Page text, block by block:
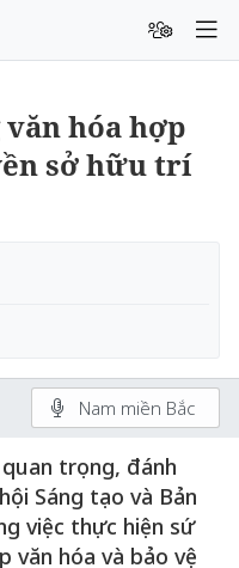
hóa hợp
sở hữu trí
Nam miền Bắc
trọng, đánh
Sáng tạo và Bản
việc thực hiện sứ
văn hóa và bảo vệ